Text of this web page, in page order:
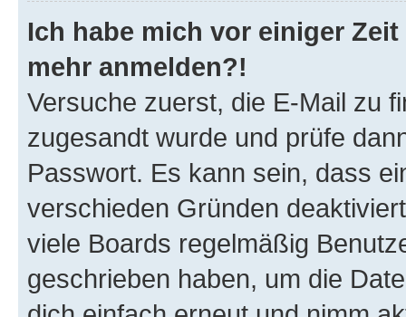
Ich habe mich vor einiger
mehr anmelden?!
Versuche zuerst, die E-Mail zu
zugesandt wurde und prüfe
Passwort. Es kann sein, dass
verschieden Gründen
viele Boards regelmäßig
geschrieben haben, um die